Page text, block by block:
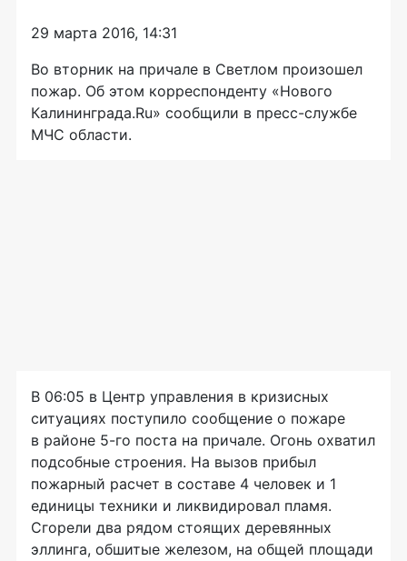
29 марта 2016, 14:31
Во вторник на причале в Светлом произошел
пожар. Об этом корреспонденту «Нового
Калининграда.Ru» сообщили в пресс-службе
МЧС области.
В 06:05 в Центр управления в кризисных
ситуациях поступило сообщение о пожаре
в районе 5-го поста на причале. Огонь охватил
подсобные строения. На вызов прибыл
пожарный расчет в составе 4 человек и 1
единицы техники и ликвидировал пламя.
Сгорели два рядом стоящих деревянных
эллинга, обшитые железом, на общей площади